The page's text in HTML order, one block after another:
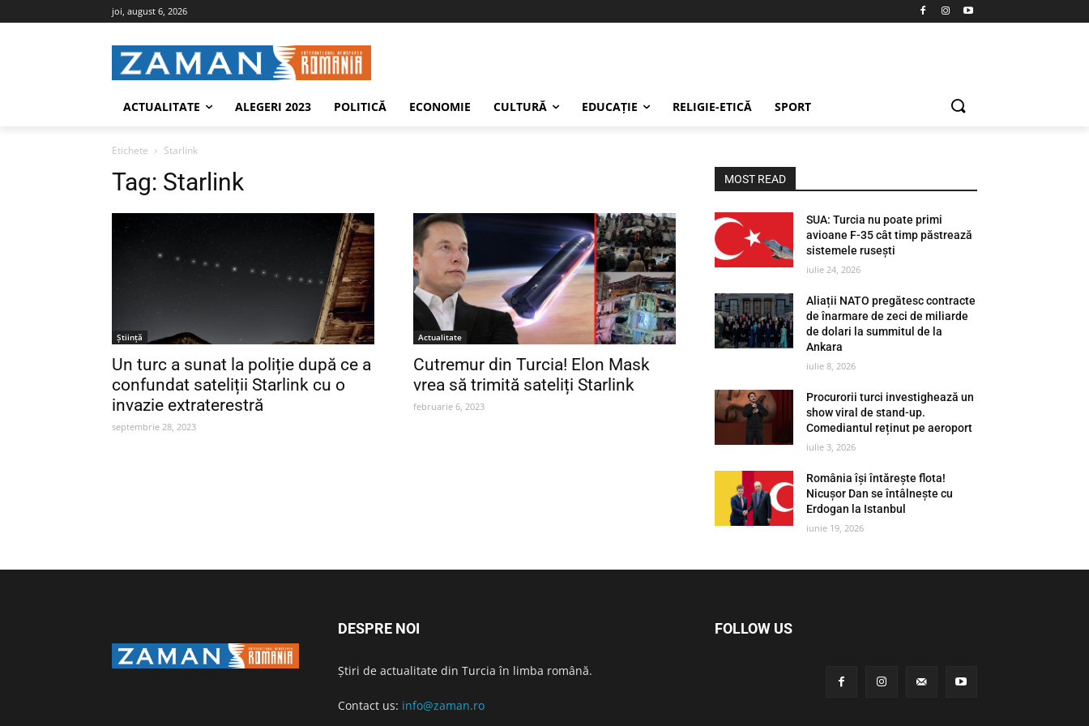
joi, august 6, 2026
ACTUALITATE ALEGERI 2023 POLITICĂ ECONOMIE CULTURĂ EDUCAŢIE RELIGIE-ETICĂ SPORT
Etichete Starlink
Tag: Starlink
Ştiinţă
Un turc a sunat la poliție după ce a
confundat sateliții Starlink cu o
invazie extraterestră
septembrie 28, 2023
Actualitate
Cutremur din Turcia! Elon Mask
vrea să trimită sateliți Starlink
februarie 6, 2023
MOST READ
SUA: Turcia nu poate primi
avioane F-35 cât timp păstrează
sistemele rusești
iulie 24, 2026
Aliații NATO pregătesc contracte
de înarmare de zeci de miliarde
de dolari la summitul de la
Ankara
iulie 8, 2026
Procurorii turci investighează un
show viral de stand-up.
Comediantul reținut pe aeroport
iulie 3, 2026
România își întărește flota!
Nicușor Dan se întâlnește cu
Erdogan la Istanbul
iunie 19, 2026
DESPRE NOI
Știri de actualitate din Turcia în limba română.
Contact us: info@zaman.ro
FOLLOW US